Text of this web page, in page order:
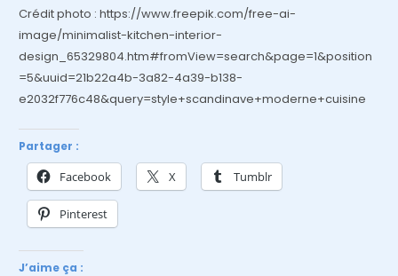
Crédit photo : https://www.freepik.com/free-ai-
image/minimalist-kitchen-interior-
design_65329804.htm#fromView=search&page=1&position
=5&uuid=21b22a4b-3a82-4a39-b138-
e2032f776c48&query=style+scandinave+moderne+cuisine
Partager :
Facebook X Tumblr
Pinterest
J’aime ça :